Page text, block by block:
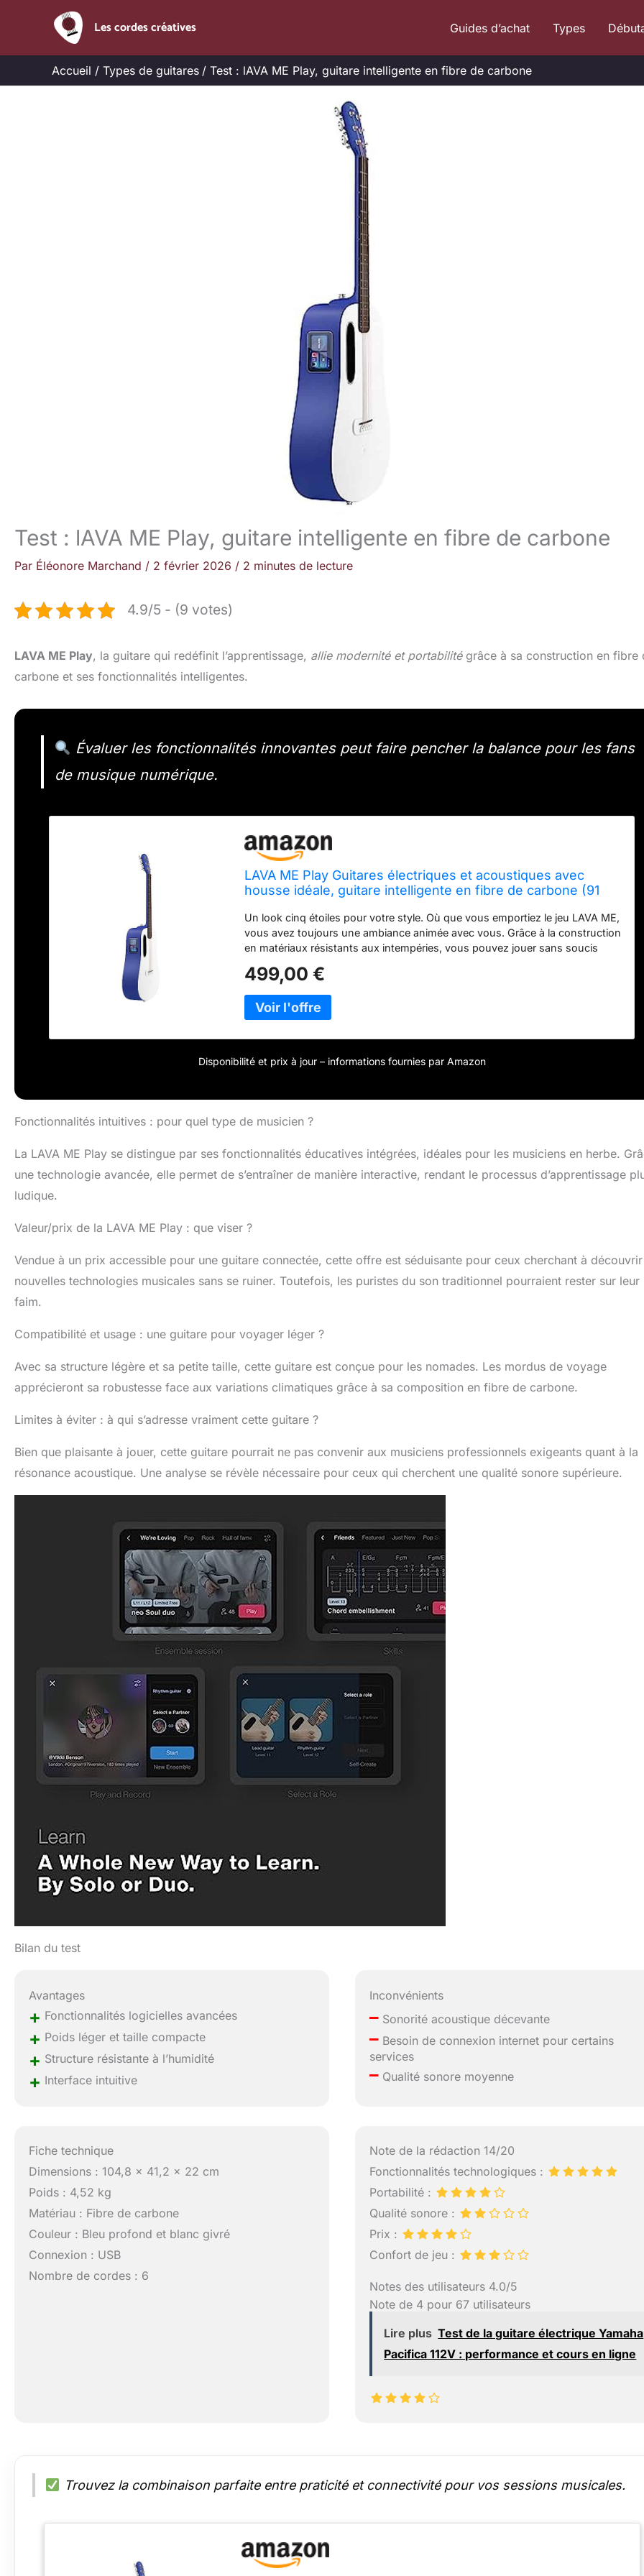
Les cordes créatives Guides d’achat Types
Accueil Types de guitares Test : lAVA ME Play, guitare intelligente en fibre de carbone
Test : lAVA ME Play, guitare intelligente en fibre de carbone
Par Éléonore Marchand / 2 février 2026 / 2 minutes de lecture
4.9/5 - (9 votes)
LAVA ME Play, la guitare qui redéfinit l’apprentissage, allie modernité et portabilitégrâce à sa construction en fibre
carbone et ses fonctionnalités intelligentes.
Évaluer les fonctionnalités innovantes peut faire pencher la balance pour les fans
de musique numérique.
LAVA ME Play Guitares électriques et acoustiques avec
housse idéale, guitare intelligente en fibre de carbone (91
Un look cinq étoiles pour votre style. Où que vous emportiez le jeu LAVA ME,
vous avez toujours une ambiance animée avec vous. Grâce à la construction
en matériaux résistants aux intempéries, vous pouvez jouer sans soucis
compétences avec des extraits. En solo ou en duo. Acquérez des
techniques efficaces, des séquences d'accords et plus encore avec des
extraits musicaux de tous les genres et niveaux. Collaboration en Ensemble.
Vous pouvez choisir votre rôle en tant que joueur principal ou rythmique et
inviter un ami à votre session ou simplement accepter ses invitations et
avec un toucher sur l'écran. Et pourtant motivant.
499,00 €
Disponibilité et prix à jour – informations fournies par Amazon
Fonctionnalités intuitives : pour quel type de musicien ?
La LAVA ME Play se distingue par ses fonctionnalités éducatives intégrées, idéales pour les musiciens en herbe.
une technologie avancée, elle permet de s’entraîner de manière interactive, rendant le processus d’apprentissage
ludique.
Valeur/prix de la LAVA ME Play : que viser ?
Vendue à un prix accessible pour une guitare connectée, cette offre est séduisante pour ceux cherchant à
nouvelles technologies musicales sans se ruiner. Toutefois, les puristes du son traditionnel pourraient rester sur leur
faim.
Compatibilité et usage : une guitare pour voyager léger ?
Avec sa structure légère et sa petite taille, cette guitare est conçue pour les nomades. Les mordus de voyage
apprécieront sa robustesse face aux variations climatiques grâce à sa composition en fibre de carbone.
Limites à éviter : à qui s’adresse vraiment cette guitare ?
Bien que plaisante à jouer, cette guitare pourrait ne pas convenir aux musiciens professionnels exigeants quant à la
résonance acoustique. Une analyse se révèle nécessaire pour ceux qui cherchent une qualité sonore supérieure.
Bilan du test
Avantages
+ Fonctionnalités logicielles avancées
+ Poids léger et taille compacte
+ Structure résistante à l’humidité
+ Interface intuitive
Inconvénients
– Sonorité acoustique décevante
– Besoin de connexion internet pour certains
services
– Qualité sonore moyenne
Fiche technique
Dimensions : 104,8 x 41,2 x 22 cm
Poids : 4,52 kg
Matériau : Fibre de carbone
Couleur : Bleu profond et blanc givré
Connexion : USB
Nombre de cordes : 6
Note de la rédaction 14/20
Fonctionnalités technologiques :
Portabilité :
Qualité sonore :
Prix :
Confort de jeu :
Notes des utilisateurs 4.0/5
Note de 4 pour 67 utilisateurs
Lire plus Test de la guitare électrique Yamaha
Pacifica 112V : performance et cours en ligne
Trouvez la combinaison parfaite entre praticité et connectivité pour vos sessions musicales.